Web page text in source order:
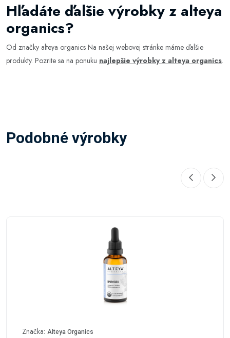
Hľadáte ďalšie výrobky z alteya
organics?
Od značky alteya organics Na našej webovej stránke máme ďalšie
produkty. Pozrite sa na ponuku najlepšie výrobky z alteya organics.
Podobné výrobky
Značka: Alteya Organics